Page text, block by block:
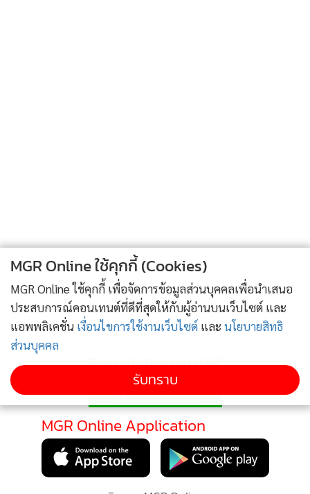
เอาผลประโยชน์ประชาชนเป็นหลัก และลดความมีอัตตาของ
องค์กรลงมา เพื่อให้ทำงานร่วมกันได้
ติดตาม Facebook Fanpage ของ “Quality of Life” ได้ที่
ติดตามข่าวสารผ่านทาง LINE
MGR Online Application
MGR Online ใช้คุกกี้ (Cookies)
MGR Online ใช้คุกกี้ เพื่อจัดการข้อมูลส่วนบุคคลเพื่อนำเสนอ
ประสบการณ์คอนเทนต์ที่ดีที่สุดให้กับผู้อ่านบนเว็บไซต์ และ
แอพพลิเคชั่น เงื่อนไขการใช้งานเว็บไซต์ และ นโยบายสิทธิ
ส่วนบุคคล
รับทราบ